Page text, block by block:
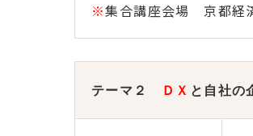
※集合講座会場 京都経
テーマ２ ＤＸ と自社の